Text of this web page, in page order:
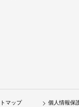
マップ 個人情報保